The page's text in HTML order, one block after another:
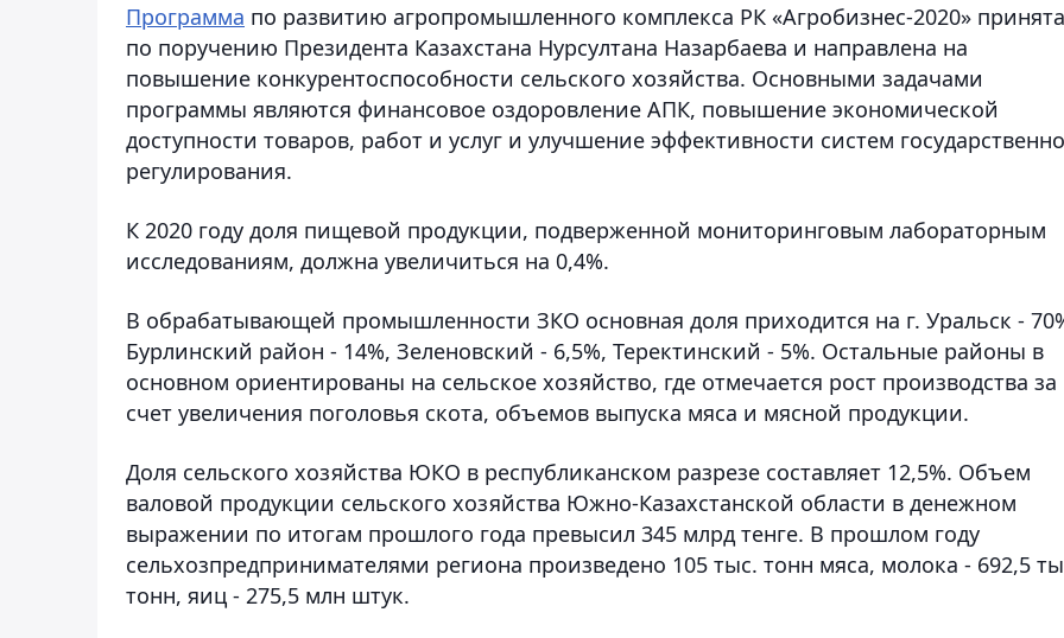
Программа по развитию агропромышленного комплекса РК «Агробизнес-2020» принята
по поручению Президента Казахстана Нурсултана Назарбаева и направлена на
повышение конкурентоспособности сельского хозяйства. Основными задачами
программы являются финансовое оздоровление АПК, повышение экономической
доступности товаров, работ и услуг и улучшение эффективности систем
регулирования.
К 2020 году доля пищевой продукции, подверженной мониторинговым лабораторным
исследованиям, должна увеличиться на 0,4%.
В обрабатывающей промышленности ЗКО основная доля приходится на г. Уральск -
Бурлинский район - 14%, Зеленовский - 6,5%, Теректинский - 5%. Остальные районы в
основном ориентированы на сельское хозяйство, где отмечается рост производства за
счет увеличения поголовья скота, объемов выпуска мяса и мясной продукции.
Доля сельского хозяйства ЮКО в республиканском разрезе составляет 12,5%. Объем
валовой продукции сельского хозяйства Южно-Казахстанской области в денежном
выражении по итогам прошлого года превысил 345 млрд тенге. В прошлом году
сельхозпредпринимателями региона произведено 105 тыс. тонн мяса, молока - 692,5
тонн, яиц - 275,5 млн штук.